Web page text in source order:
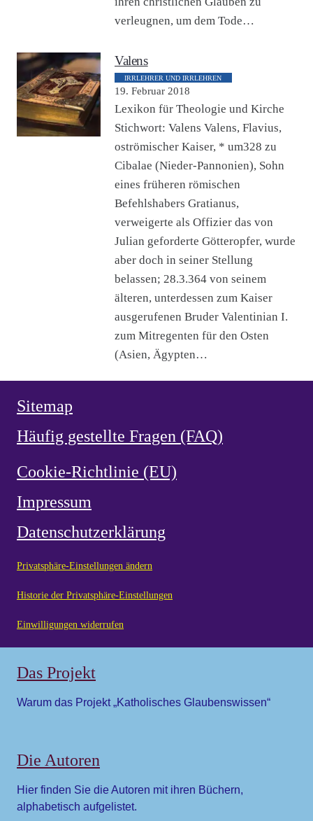
verleugnen, um dem Tode…
Valens
IRRLEHRER UND IRRLEHREN
19. Februar 2018
Lexikon für Theologie und Kirche
Stichwort: Valens Valens, Flavius,
oströmischer Kaiser, * um328 zu
Cibalae (Nieder-Pannonien), Sohn
eines früheren römischen
Befehlshabers Gratianus,
verweigerte als Offizier das von
Julian geforderte Götteropfer, wurde
aber doch in seiner Stellung
belassen; 28.3.364 von seinem
älteren, unterdessen zum Kaiser
ausgerufenen Bruder Valentinian I.
zum Mitregenten für den Osten
(Asien, Ägypten…
Sitemap
Häufig gestellte Fragen (FAQ)
Cookie-Richtlinie (EU)
Impressum
Datenschutzerklärung
Privatsphäre-Einstellungen ändern
Historie der Privatsphäre-Einstellungen
Einwilligungen widerrufen
Das Projekt
Warum das Projekt „Katholisches Glaubenswissen“
Die Autoren
Hier finden Sie die Autoren mit ihren Büchern,
alphabetisch aufgelistet.